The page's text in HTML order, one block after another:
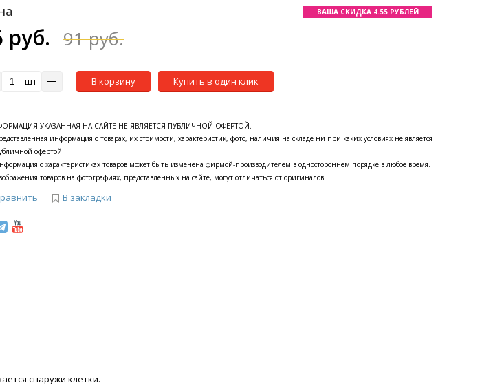
руб. 91 руб.
ВАША СКИДКА 4.55 РУБЛЕЙ
шт В корзину Купить в один клик
УКАЗАННАЯ НА САЙТЕ НЕ ЯВЛЯЕТСЯ ПУБЛИЧНОЙ ОФЕРТОЙ.
информация о товарах, их стоимости, характеристик, фото, наличия на складе ни при каких условиях не является
офертой.
о характеристиках товаров может быть изменена фирмой-производителем в одностороннем порядке в любое время.
товаров на фотографиях, представленных на сайте, могут отличаться от оригиналов.
В закладки
снаружи клетки.